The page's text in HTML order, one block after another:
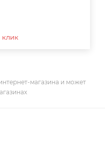
клик
магазина и может